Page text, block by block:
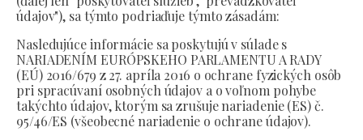
údajov"), sa týmto podriaďuje týmto zásadám:
Nasledujúce informácie sa poskytujú v súlade s
NARIADENÍM EURÓPSKEHO PARLAMENTU A RADY
(EÚ) 2016/679 z 27. apríla 2016 o ochrane fyzických osôb
pri spracúvaní osobných údajov a o voľnom pohybe
takýchto údajov, ktorým sa zrušuje nariadenie (ES) č.
95/46/ES (všeobecné nariadenie o ochrane údajov).